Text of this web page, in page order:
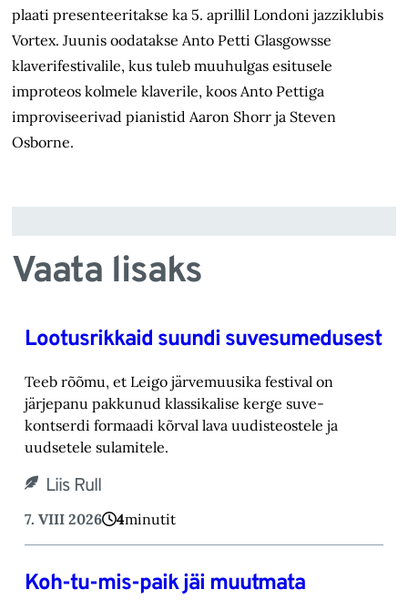
plaati presenteeritakse ka 5. aprillil Londoni jazziklubis
Vortex. Juunis oodatakse Anto Petti Glasgowsse
klaverifestivalile, kus tuleb muuhulgas esitusele
improteos kolmele klaverile, koos Anto Pettiga
improviseerivad pianistid Aaron Shorr ja Steven
Osborne.
Vaata lisaks
Lootusrikkaid suundi suvesumedusest
Teeb rõõmu, et Leigo järvemuusika festival on
järjepanu pakkunud klassikalise kerge suve-‎
kontserdi formaadi kõrval lava uudisteostele ja
uudsetele sulamitele.‎
Liis Rull
7. VIII 2026 4minutit
Koh-tu-mis-paik jäi muutmata